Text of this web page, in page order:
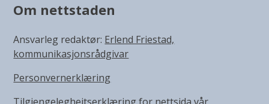
Om nettstaden
Ansvarleg redaktør: Erlend Friestad,
kommunikasjonsrådgivar
Personvernerklæring